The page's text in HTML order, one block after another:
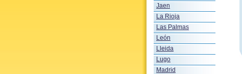
Jaen
La Rioja
Las Palmas
León
Lleida
Lugo
Madrid